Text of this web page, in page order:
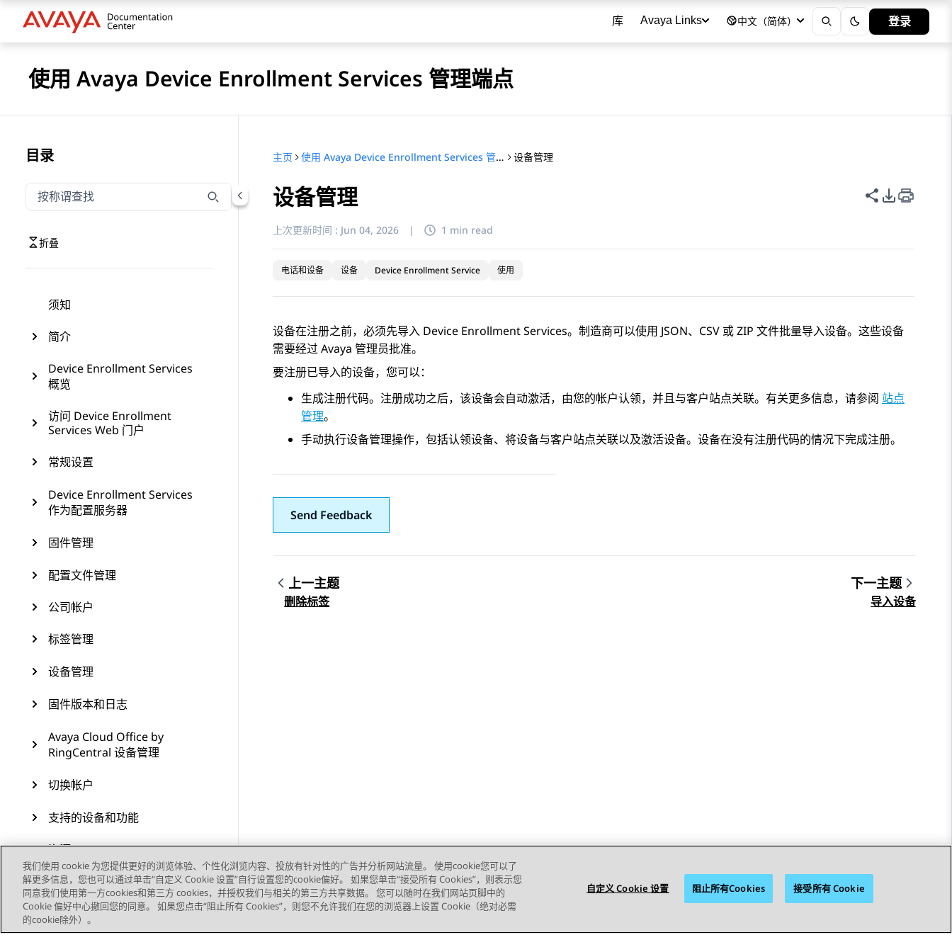
库 Avaya Links 中文（简体） 登录
使用 Avaya Device Enrollment Services 管理端点
目录
按称谓筛选导航
输入内容以按称谓筛选导航项
折叠
须知
简介
Device Enrollment Services
概览
访问 Device Enrollment
Services Web 门户
常规设置
Device Enrollment Services
作为配置服务器
固件管理
配置文件管理
公司帐户
标签管理
设备管理
固件版本和日志
Avaya Cloud Office by
RingCentral 设备管理
切换帐户
支持的设备和功能
资源
主页 使用 Avaya Device Enrollment Services 管理端点 设备管理
设备管理 共享此页面
PDF 导出
上次更新时间 : Jun 04, 2026 | 1 min read
电话和设备 设备 Device Enrollment Service 使用
设备在注册之前，必须先导入 Device Enrollment Services。制造商可以使用 JSON、CSV 或 ZIP 文件批量导入设备。这些设备
需要经过 Avaya 管理员批准。
要注册已导入的设备，您可以：
生成注册代码。注册成功之后，该设备会自动激活，由您的帐户认领，并且与客户站点关联。有关更多信息，请参阅 站点
管理。
手动执行设备管理操作，包括认领设备、将设备与客户站点关联以及激活设备。设备在没有注册代码的情况下完成注册。
Send Feedback
Topic navigation
上一主题
删除标签
下一主题
导入设备
STAY CONNECTED
我们使用 cookie 为您提供更好的浏览体验、个性化浏览内容、投放有针对性的广告并分析网站流量。 使用cookie您可以了
解更多信息，您也可以通过单击“自定义 Cookie 设置”自行设置您的cookie偏好。 如果您单击“接受所有 Cookies”，则表示您
同意我们使用第一方cookies和第三方 cookies，并授权我们与相关的第三方共享数据。 您可以随时在我们网站页脚中的
Cookie 偏好中心撤回您的同意。 如果您点击“阻止所有 Cookies”，则您不允许我们在您的浏览器上设置 Cookie（绝对必需
的cookie除外）。
自定义 Cookie 设置 阻止所有Cookies 接受所有 Cookie